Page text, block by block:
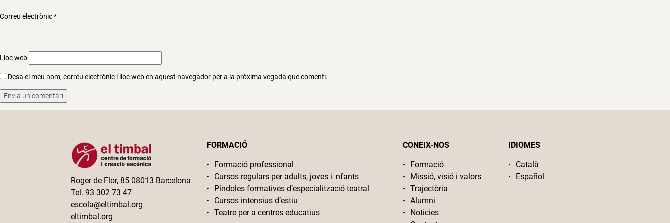
Correu electrònic*
Lloc web
Desa el meu nom, correu electrònic i lloc web en aquest navegador per a la pròxima vegada que comenti.
Roger de Flor, 85 08013 Barcelona
Tel. 93 302 73 47
escola@eltimbal.org
eltimbal.org
FORMACIÓ
Formació professional
Cursos regulars per adults, joves i infants
Píndoles formatives d’especialització teatral
Cursos intensius d’estiu
Teatre per a centres educatius
CONEIX-NOS
Formació
Missió, visió i valors
Trajectòria
Alumni
Noticies
IDIOMES
Català
Español